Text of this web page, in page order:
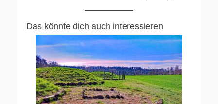
Das könnte dich auch interessieren